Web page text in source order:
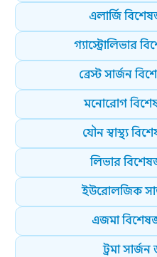
এলার্জি
গ্যাস্ট্রোলিভার
ব্রেস্ট সার্জন
মনোরোগ
যৌন স্বাস্থ্য
লিভার
ইউরোলজিক
এজমা
ট্রমা